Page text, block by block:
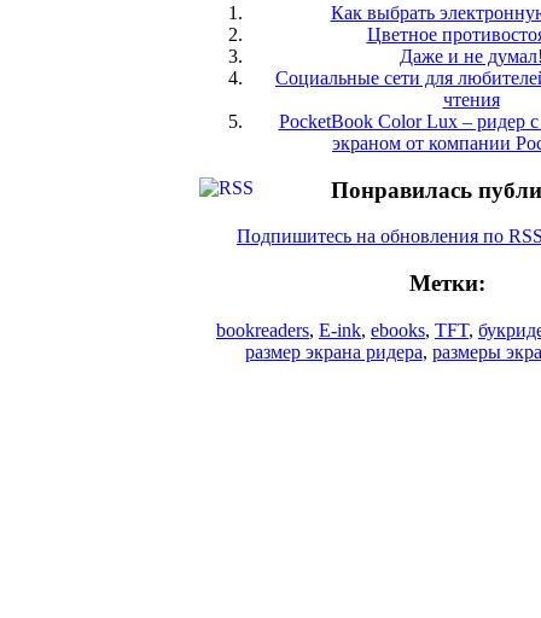
Как выбрать
Цветное
Даже и не
Социальные сети для
чтения
PocketBook Color Lux – ридер
экраном от компании
Понравилась
Подпишитесь на обновления по
Метки:
bookreaders, E-ink, ebooks, TFT,
размер экрана ридера, размеры